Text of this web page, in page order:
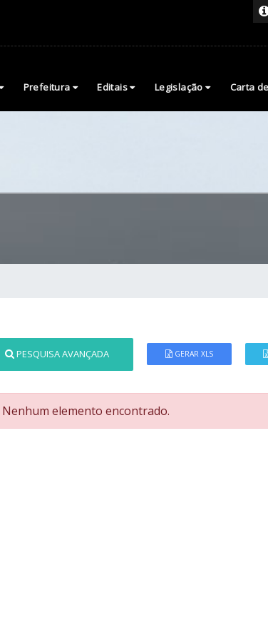
Prefeitura Editais Legislação Carta
PESQUISA AVANÇADA GERAR XLS
Nenhum elemento encontrado.